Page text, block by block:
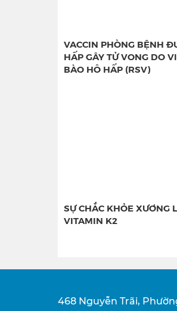
VACCIN PHÒNG BỆNH
HẤP GÂY TỬ VONG DO
BÀO HÔ HẤP (RSV)
SỰ CHẮC KHỎE XƯƠNG
VITAMIN K2
468 Nguyễn Trãi,